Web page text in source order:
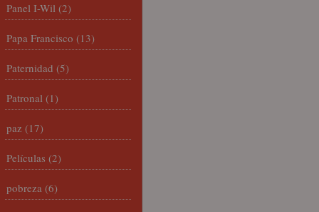
Panel I-Wil (2)
Papa Francisco (13)
Paternidad (5)
Patronal (1)
paz (17)
Películas (2)
pobreza (6)